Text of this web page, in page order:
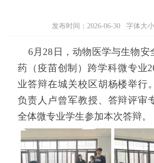
发布时间：2026-06-30 字体大小
6 月28日，动物医学与生物安
药（疫苗创制）跨学科微专业
业答辩在城关校区胡杨楼举行
负责人卢曾军教授、答辩评审
全体微专业学生参加本次答辩。